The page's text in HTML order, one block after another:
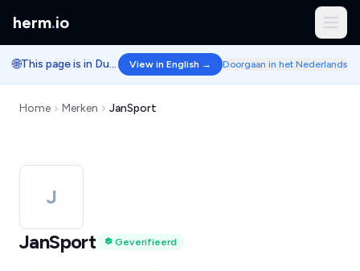
herm.io
🌐 This page is in Dutch. View in English → Doorgaan in het Nederlands
Home Merken JanSport
J
JanSport
Geverifieerd